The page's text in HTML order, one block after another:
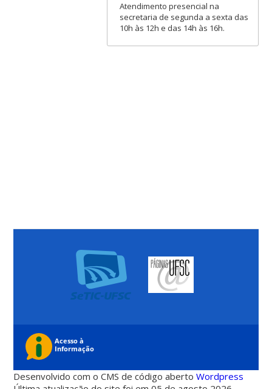
Atendimento presencial na
secretaria de segunda a sexta das
10h às 12h e das 14h às 16h.
Desenvolvido com o CMS de código abertoWordpress